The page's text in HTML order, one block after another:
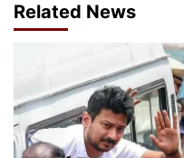
Related News